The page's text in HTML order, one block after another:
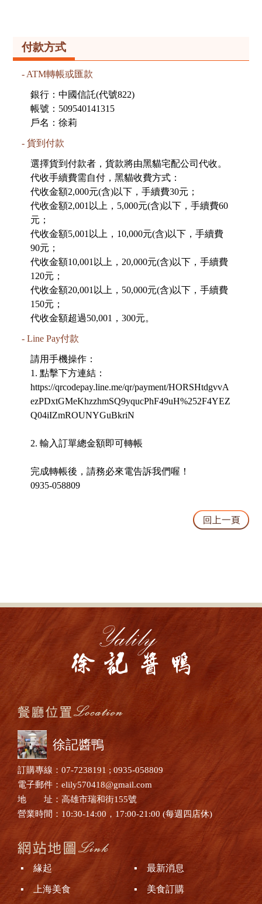
付款方式
ATM轉帳或匯款
銀行：中國信託(代號822)
帳號：509540141315
戶名：徐莉
貨到付款
選擇貨到付款者，貨款將由黑貓宅配公司代收。
代收手續費需自付，黑貓收費方式：
代收金額2,000元(含)以下，手續費30元；
代收金額2,001以上，5,000元(含)以下，手續費60
元；
代收金額5,001以上，10,000元(含)以下，手續費
90元；
代收金額10,001以上，20,000元(含)以下，手續費
120元；
代收金額20,001以上，50,000元(含)以下，手續費
150元；
Line Pay付款
請用手機操作：
1. 點擊下方連結：
https://qrcodepay.line.me/qr/payment/HORSHtdgvvA
ezPDxtGMeKhzzhmSQ9yqucPhF49uH%252F4YEZ
Q04iIZmROUNYGuBkriN
2. 輸入訂單總金額即可轉帳
完成轉帳後，請務必來電告訴我們喔！
0935-058809
徐記醬鴨
訂購專線：07-7238191 ; 0935-058809
電子郵件：elily570418@gmail.com
地 址：高雄市瑞和街155號
營業時間：10:30-14:00，17:00-21:00 (每週四店休)
▪ 緣起 ▪ 最新消息
▪ 上海美食 ▪ 美食訂購